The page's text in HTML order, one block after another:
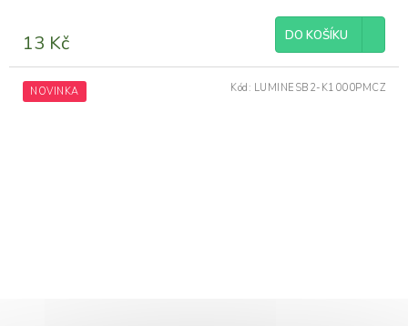
13 Kč DO KOŠÍKU
NOVINKA Kód: LUMINESB2-K1000PMCZ